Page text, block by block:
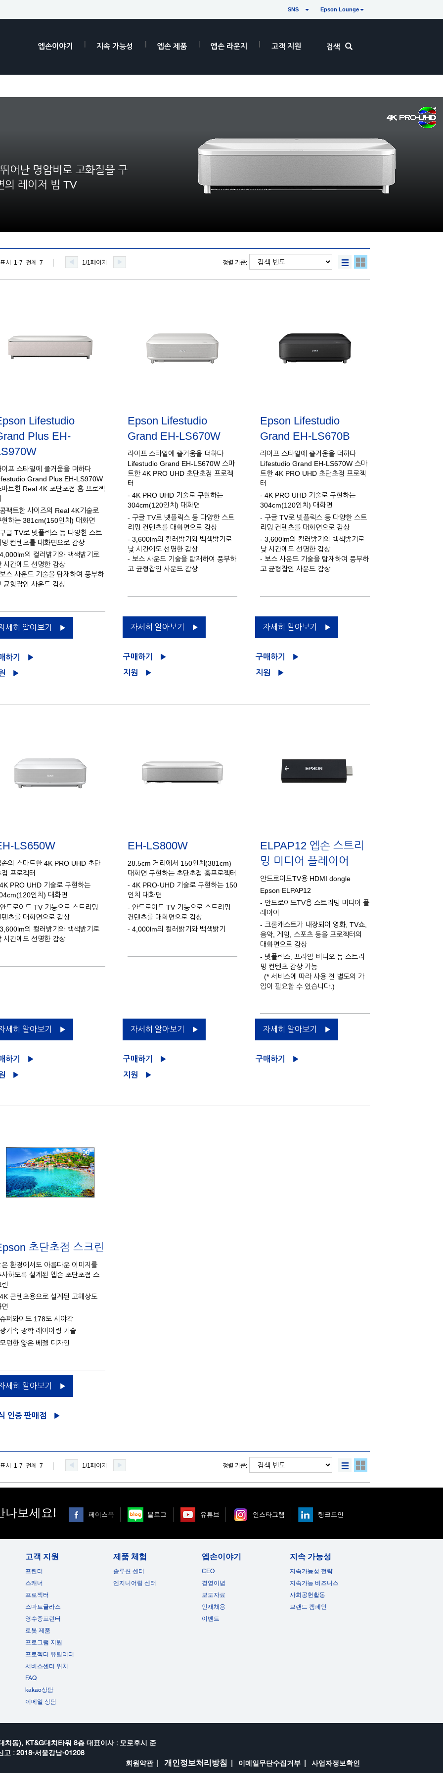
SNS Epson Lounge
엡손이야기 지속 가능성 엡손 제품 엡손 라운지 고객 지원 검색
어난 명암비로 고화질을 구
의 레이저 빔 TV
표시 1-7 전체 7 1/1페이지 정렬 기준:
Lifestudio
Plus EH-
이프 스타일에 즐거움을 더하다
Grand Plus EH-LS970W
마트한 Real 4K 초단초점 홈 프로젝
팩트한 사이즈의 Real 4K기술로
현하는 381cm(150인치) 대화면
글 TV로 넷플릭스 등 다양한 스트
밍 컨텐츠를 대화면으로 감상
의 컬러밝기와 백색밝기로
시간에도 선명한 감상
스 사운드 기술을 탑재하여 풍부하
균형잡인 사운드 감상
세히 알아보기
하기
Epson Lifestudio
Grand EH-LS670W
라이프 스타일에 즐거움을 더하다
Lifestudio Grand EH-LS670W 스마
트한 4K PRO UHD 초단초점 프로젝
터
- 4K PRO UHD 기술로 구현하는
304cm(120인치) 대화면
- 구글 TV로 넷플릭스 등 다양한 스트
리밍 컨텐츠를 대화면으로 감상
- 3,600lm의 컬러밝기와 백색밝기로
낮 시간에도 선명한 감상
- 보스 사운드 기술을 탑재하여 풍부하
고 균형잡인 사운드 감상
자세히 알아보기
구매하기
지원
Epson Lifestudio
Grand EH-LS670B
라이프 스타일에 즐거움을 더하다
Lifestudio Grand EH-LS670W 스마
트한 4K PRO UHD 초단초점 프로젝
터
- 4K PRO UHD 기술로 구현하는
304cm(120인치) 대화면
- 구글 TV로 넷플릭스 등 다양한 스트
리밍 컨텐츠를 대화면으로 감상
- 3,600lm의 컬러밝기와 백색밝기로
낮 시간에도 선명한 감상
- 보스 사운드 기술을 탑재하여 풍부하
고 균형잡인 사운드 감상
자세히 알아보기
구매하기
지원
LS650W
손의 스마트한 4K PRO UHD 초단
점 프로젝터
PRO UHD 기술로 구현하는
인치) 대화면
드로이드 TV 기능으로 스트리밍
텐츠를 대화면으로 감상
의 컬러밝기와 백색밝기로
시간에도 선명한 감상
세히 알아보기
하기
EH-LS800W
28.5cm 거리에서 150인치(381cm)
대화면 구현하는 초단초점 홈프로젝터
- 4K PRO-UHD 기술로 구현하는 150
인치 대화면
- 안드로이드 TV 기능으로 스트리밍
컨텐츠를 대화면으로 감상
- 4,000lm의 컬러밝기와 백색밝기
자세히 알아보기
구매하기
지원
ELPAP12 엡손 스트리
밍 미디어 플레이어
안드로이드TV용 HDMI dongle
Epson ELPAP12
- 안드로이드TV용 스트리밍 미디어 플
레이어
- 크롬캐스트가 내장되어 영화, TV쇼,
음악, 게임, 스포츠 등을 프로젝터의
대화면으로 감상
- 넷플릭스, 프라임 비디오 등 스트리
밍 컨텐츠 감상 가능
(* 서비스에 따라 사용 전 별도의 가
입이 필요할 수 있습니다.)
자세히 알아보기
구매하기
초단초점 스크린
은 환경에서도 아름다운 이미지를
사하도록 설계된 엡손 초단초점 스
린
콘텐츠용으로 설계된 고해상도
면
퍼와이드 178도 시야각
가속 광학 레이어링 기술
던한 얇은 베젤 디자인
세히 알아보기
인증 판매점
표시 1-7 전체 7 1/1페이지 정렬 기준:
나보세요! 페이스북 블로그 유튜브 인스타그램 링크드인
고객 지원
프린터
스캐너
프로젝터
스마트글라스
영수증프린터
로봇 제품
프로그램 지원
프로젝터 유틸리티
서비스센터 위치
FAQ
kakao상담
이메일 상담
제품 체험
솔루션 센터
엔지니어링 센터
엡손이야기
CEO
경영이념
보도자료
인재채용
이벤트
지속 가능성
지속가능성 전략
지속가능 비즈니스
사회공헌활동
브랜드 캠페인
동), KT&G대치타워 8층 대표이사 : 모로후시 준
고 : 2018-서울강남-01208
회원약관 개인정보처리방침 이메일무단수집거부 사업자정보확인